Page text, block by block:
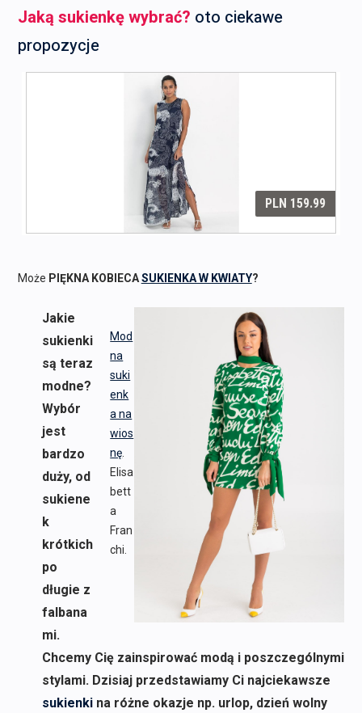
Jaką sukienkę wybrać? oto ciekawe
propozycje
Może PIĘKNA KOBIECASUKIENKA W KWIATY?
Mod
na
suki
enk
a na
wios
nę
Elisa
bett
a
Fran
chi.
Jakie
sukienki
są teraz
modne?
Wybór
jest
bardzo
duży, od
sukiene
k
krótkich
po
długie z
falbana
mi.
Chcemy Cię zainspirować modą i poszczególnymi
stylami. Dzisiaj przedstawiamy Ci najciekawsze
sukienkina różne okazje np. urlop, dzień wolny